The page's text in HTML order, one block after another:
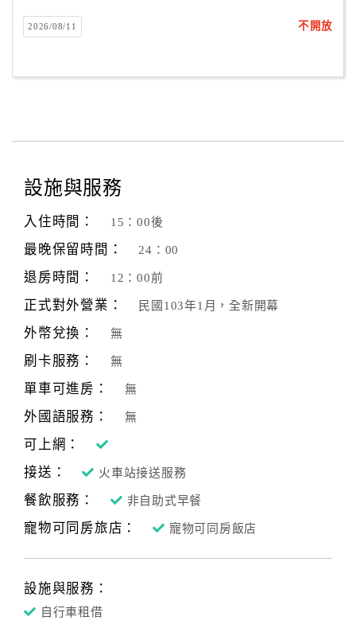
作
作
旅
伴
劃
商
品
傳
2026/08/11 不開放
設施與服務
入住時間： 15：00後
最晚保留時間： 24：00
退房時間： 12：00前
正式對外營業： 民國103年1月，全新開幕
外幣兌換： 無
刷卡服務： 無
單車可進房： 無
外國語服務： 無
可上網：
接送：
火車站接送服務
餐飲服務： 非自助式早餐
寵物可同房旅店： 寵物可同房飯店
設施與服務：
自行車租借